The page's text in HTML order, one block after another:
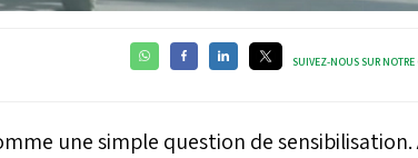
SUIVEZ-NOUS SUR
une simple question de sensibilisation.